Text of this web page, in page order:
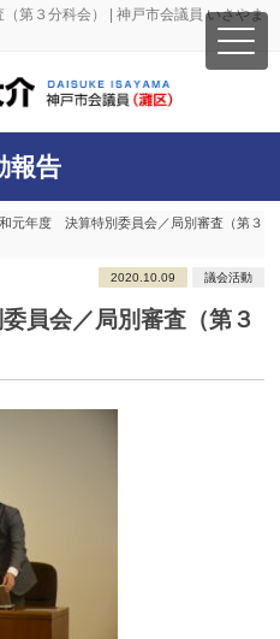
第３分科会） | 神戸市会議員 いさやま
報告
元年度 決算特別委員会／局別審査（第３
2020.10.09 議会活動
員会／局別審査（第３